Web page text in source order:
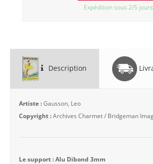
Expédition sous 2/5
Description
Artiste :Gausson, Leo
Copyright :Archives Charmet / Bridgeman
Le support : Alu Dibond 3mm